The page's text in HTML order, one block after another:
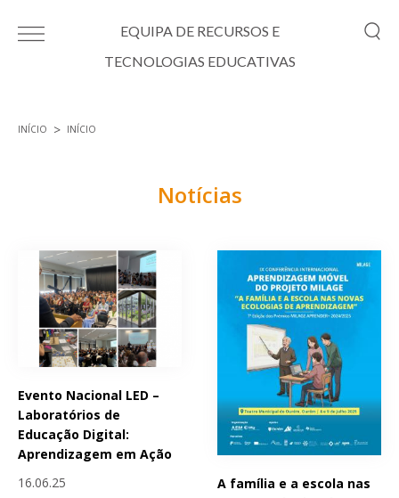
EQUIPA DE RECURSOS E
TECNOLOGIAS EDUCATIVAS
INÍCIO INÍCIO
Notícias
Evento Nacional LED –
Laboratórios de
Educação Digital:
Aprendizagem em Ação
16.06.25
A família e a escola nas
Páginas